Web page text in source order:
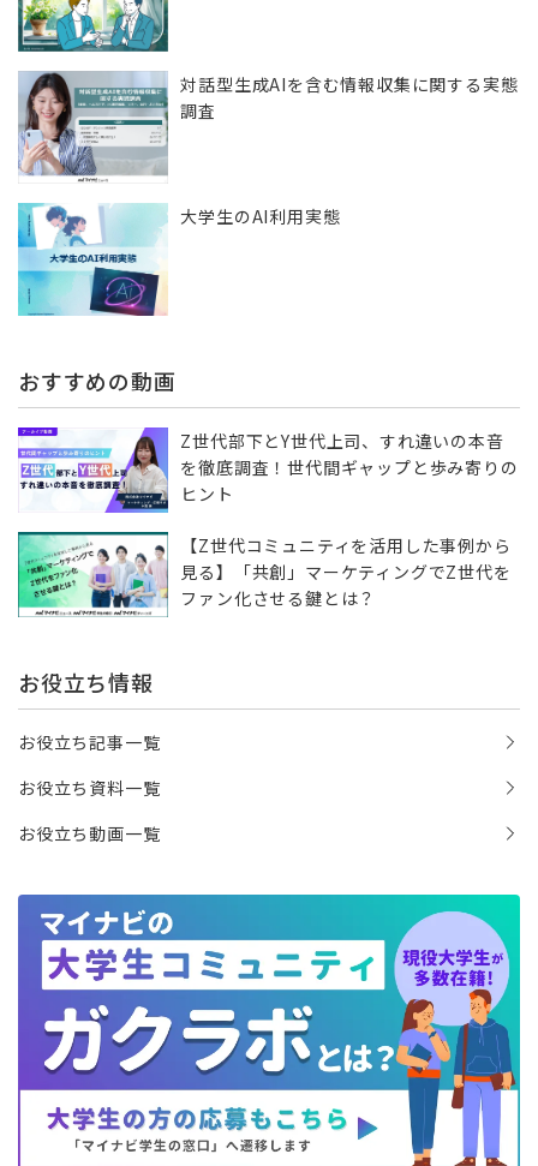
対話型生成AIを含む情報収集に​関する実態
調査
大学生のAI利用実態
おすすめの動画
Z世代部下とY世代上司、すれ違いの本音
を徹底調査！世代間ギャップと歩み寄りの
ヒント
【Z世代コミュニティを活用した事例から
見る】「共創」マーケティングでZ世代を
ファン化させる鍵とは？
お役立ち情報
お役立ち記事一覧
お役立ち資料一覧
お役立ち動画一覧